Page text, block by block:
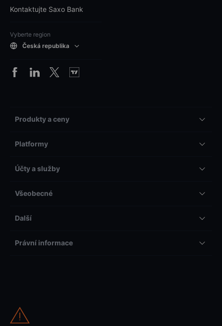
Kontaktujte Saxo Bank
Vyberte region
Česká republika
Produkty a ceny
Platformy
Účty a služby
Všeobecné
Další
Právní informace